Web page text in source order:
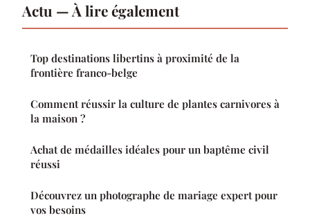
Actu — À lire également
Top destinations libertins à proximité de la
frontière franco-belge
Comment réussir la culture de plantes carnivores à
la maison ?
Achat de médailles idéales pour un baptême civil
réussi
Découvrez un photographe de mariage expert pour
vos besoins